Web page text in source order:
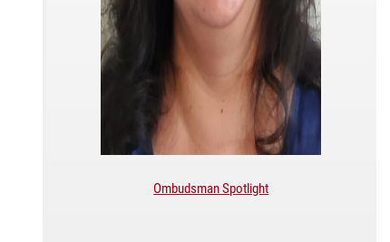
Ombudsman Spotlight